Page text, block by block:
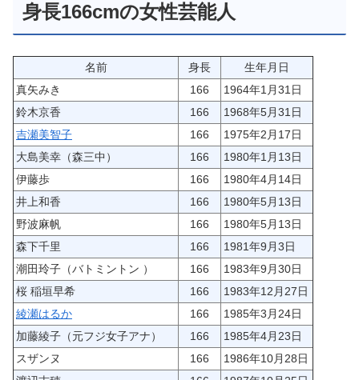
身長166cmの女性芸能人
名前 身長
生年月日
真矢みき
166
1964年1月31日
鈴木京香
166
1968年5月31日
吉瀬美智子
166
1975年2月17日
大島美幸（森三中）
166
1980年1月13日
伊藤歩
166
1980年4月14日
井上和香
166
1980年5月13日
野波麻帆
166
1980年5月13日
森下千里
166
1981年9月3日
潮田玲子（バトミントン ）
166
1983年9月30日
桜 稲垣早希
166
1983年12月27日
綾瀬はるか
166
1985年3月24日
加藤綾子（元フジ女子アナ）
166
1985年4月23日
スザンヌ
166
1986年10月28日